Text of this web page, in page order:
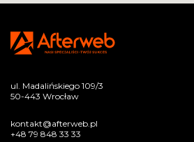
ul. Madalińskiego 109/3
50-443 Wrocław
kontakt@afterweb.pl
+48 79 848 33 33